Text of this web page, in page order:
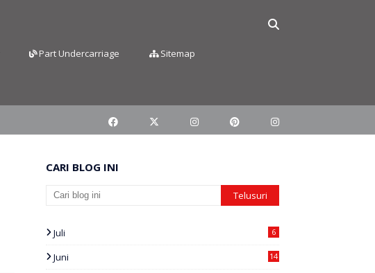
Part Undercarriage Sitemap
CARI BLOG INI
Juli 6
Juni 14